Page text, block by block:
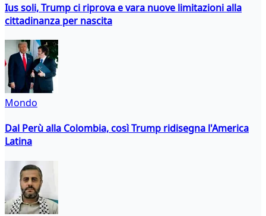
Ius soli, Trump ci riprova e vara nuove limitazioni alla
cittadinanza per nascita
Mondo
Dal Perù alla Colombia, così Trump ridisegna l'America
Latina